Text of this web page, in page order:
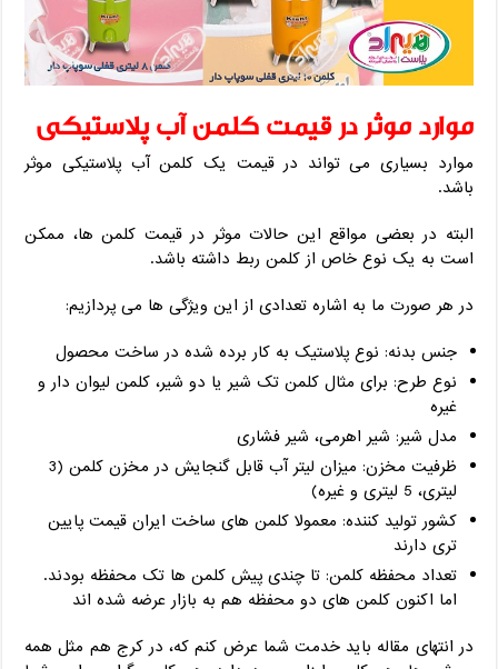
موارد موثر در قیمت کلمن آب پلاستیکی
موارد بسیاری می تواند در قیمت یک کلمن آب پلاستیکی موثر
باشد.
البته در بعضی مواقع این حالات موثر در قیمت کلمن ها، ممکن
است به یک نوع خاص از کلمن ربط داشته باشد.
در هر صورت ما به اشاره تعدادی از این ویژگی ها می پردازیم:
جنس بدنه: نوع پلاستیک به کار برده شده در ساخت محصول
نوع طرح: برای مثال کلمن تک شیر یا دو شیر، کلمن لیوان دار و
غیره
مدل شیر: شیر اهرمی، شیر فشاری
ظرفیت مخزن: میزان لیتر آب قابل گنجایش در مخزن کلمن (3
لیتری، 5 لیتری و غیره)
کشور تولید کننده: معمولا کلمن های ساخت ایران قیمت پایین
تری دارند
تعداد محفظه کلمن: تا چندی پیش کلمن ها تک محفظه بودند.
اما اکنون کلمن های دو محفظه هم به بازار عرضه شده اند
در انتهای مقاله باید خدمت شما عرض کنم که، در کرج هم مثل همه